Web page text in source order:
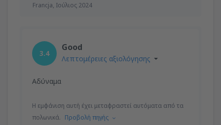
Francja, Ιούλιος 2024
3.4
Good
Λεπτομέρειες αξιολόγησης
Αδύναμα
Η εμφάνιση αυτή έχει μεταφραστεί αυτόματα από τα
πολωνικά. Προβολή πηγής